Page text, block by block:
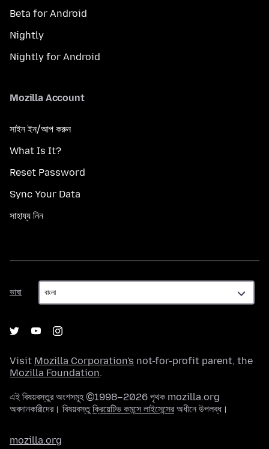
Beta for Android
Nightly
Nightly for Android
Mozilla Account
সাইন ইন/আপ করুন
What Is It?
Reset Password
Sync Your Data
সাহায্য নিন
ভাষা
ভাষা
Visit Mozilla Corporation's not-for-profit parent, the
Mozilla Foundation.
এই বিষয়বস্তুর অংশসমূহ ©1998–2026 পৃথক mozilla.org
অবদানকারীদের। বিষয়বস্তুক্রিয়েটিভ কমন্সে লাইসেন্সেরঅধীনে উপলব্ধ।
mozilla.org